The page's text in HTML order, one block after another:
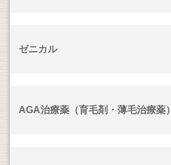
ゼニカル
AGA治療薬（育毛剤・薄毛治療薬）